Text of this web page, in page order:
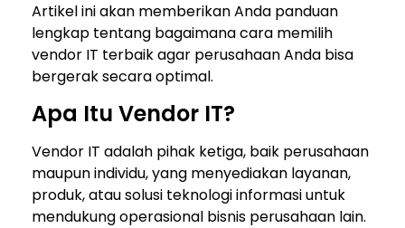
Artikel ini akan memberikan Anda panduan
lengkap tentang bagaimana cara memilih
vendor IT terbaik agar perusahaan Anda bisa
bergerak secara optimal.
Apa Itu Vendor IT?
Vendor IT adalah pihak ketiga, baik perusahaan
maupun individu, yang menyediakan layanan,
produk, atau solusi teknologi informasi untuk
mendukung operasional bisnis perusahaan lain.